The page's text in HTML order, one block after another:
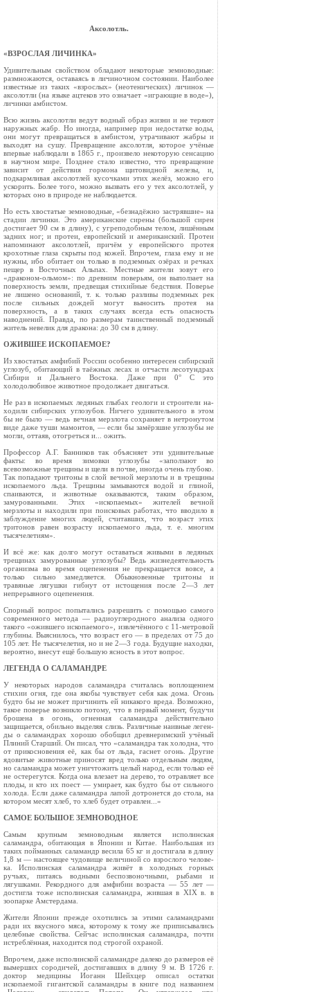
Аксолотль.
«ВЗРОСЛАЯ ЛИЧИНКА»
Удивительным свойством обла­дают некоторые земновод­ные:
размножаются, оставаясь в личиночном состоянии. Наиболее
известные из таких «взрослых» (неотенических) личинок —
аксо­лотли (на языке ацтеков это означает «играющие в воде»),
личинки амбистом.
Всю жизнь аксолотли ведут водный образ жизни и не теряют
наружных жабр. Но иногда, например при недостатке воды,
они могут превращаться в амбистом, утрачивают жабры и
выходят на сушу. Превращение ак­солотля, которое учёные
впервые наблюдали в 1865 г., произвело не­которую сенсацию
в научном мире. Позднее стало известно, что превращение
зависит от действия гормона щитовидной же­лезы, и,
подкармливая аксолотлей кусочками этих желёз, можно его
ускорить. Более того, можно вы­звать его у тех аксолотлей, у
ко­торых оно в природе не наблюдается.
Но есть хвостатые земновод­ные, «безнадёжно застрявшие» на
стадии личинки. Это амери­канские сирены (большой сирен
достигает 90 см в длину), с угреподобным телом, лишённым
задних ног; и протеи, европей­ский и американский. Протеи
на­поминают аксолотлей, причём у европейского протея
крохотные глаза скрыты под кожей. Впро­чем, глаза ему и не
нужны, ибо обитает он только в подземных озёрах и речках
пещер в Восточ­ных Альпах. Местные жители зо­вут его
«драконом-ольмом»: по древним поверьям, он выползает на
поверхность земли, предвещая стихийные бедствия. Поверье
не лишено оснований, т. к. только разливы подземных рек
после сильных дождей могут выносить протея на
поверхность, а в таких случаях всегда есть опас­ность
наводнений. Правда, по раз­мерам таинственный подземный
житель невелик для дракона: до 30 см в длину.
ОЖИВШЕЕ ИСКОПАЕМОЕ?
Из хвостатых амфибий России особенно интересен сибирский
углозуб, обитающий в таёжных лесах и отчасти лесо­тундрах
Сибири и Дальнего Вос­тока. Даже при 0° С это
холодолюбивое животное продол­жает двигаться.
Не раз в ископаемых ледяных глыбах геологи и строители на­
ходили сибирских углозубов. Ниче­го удивительного в этом
бы не было — ведь вечная мерзлота сохраняет в нетронутом
виде да­же туши мамонтов, — если бы замёрзшие углозубы не
могли, оттаяв, отогреться и... ожить.
Профессор А.Г. Банников так объясняет эти удивительные
факты: во время зимовки углозу­бы «заползают во
всевозможные трещины и щели в почве, иногда очень глубоко.
Так попадают тритоны в слой вечной мерзло­ты и в трещины
ископаемого льда. Трещины замываются во­дой и глиной,
спаиваются, и животные оказываются, таким образом,
замурованными. Этих «ископаемых» жителей вечной
мерзлоты и находили при поиско­вых работах, что вводило в
за­блуждение многих людей, считавших, что возраст этих
тритонов равен возрасту ископа­емого льда, т. е. многим
тысяче­летиям».
И всё же: как долго могут оставаться живыми в ледяных
трещинах замурованные углозубы? Ведь жизнедеятельность
организма во время оцепенения не прекращается вовсе, а
только сильно замедляется. Обыкновен­ные тритоны и
травяные ля­гушки гибнут от истощения после 2—3 лет
непрерывного оце­пенения.
Спорный вопрос попытались разрешить с помощью самого
сов­ременного метода — радиоугле­родного анализа одного
такого «ожившего ископаемого», извлечённого с 11-метровой
глубины. Выяснилось, что воз­раст его — в пределах от 75 до
105 лет. Не тысячелетия, но и не 2—3 года. Будущие находки,
ве­роятно, внесут ещё большую ясность в этот вопрос.
ЛЕГЕНДА О САЛАМАНДРЕ
У некоторых народов саламандра считалась воплощением
стихии огня, где она якобы чувствует себя как дома. Огонь
будто бы не может причинить ей никакого вреда. Возможно,
такое поверье возникло потому, что в первый момент, будучи
брошена в огонь, огненная саламан­дра действительно
защищается, обильно выделяя слизь. Различные наивные леген­
ды о саламандрах хорошо обобщил древ­неримский учёный
Плиний Старший. Он писал, что «саламандра так холодна, что
от прикосновения её, как бы от льда, гаснет огонь. Другие
ядовитые животные приносят вред только отдель­ным людям,
но саламандра может уничтожить целый народ, если только её
не остерегутся. Когда она влезает на де­рево, то отравляет все
плоды, и кто их поест — умирает, как будто бы от сильного
холода. Если даже саламандра лапой дотронется до стола, на
котором месят хлеб, то хлеб будет отравлен...»
САМОЕ БОЛЬШОЕ ЗЕМНОВОДНОЕ
Самым крупным земноводным являет­ся исполинская
саламандра, обитаю­щая в Японии и Китае. Наибольшая из
таких пойманных саламандр весила 65 кг и достигала в длину
1,8 м — настоящее чудовище величиной со взрослого челове­
ка. Исполинская саламандра живёт в хо­лодных горных
ручьях, питаясь водными беспозвоночными, рыбами и
лягушками. Рекордного для амфибии возраста — 55 лет —
достигла тоже исполинская сала­мандра, жившая в XIX в. в
зоопарке Амстердама.
Жители Японии прежде охотились за этими саламандрами
ради их вкусного мяса, которому к тому же приписы­вались
целебные свойства. Сейчас исполинская саламандра, почти
истреблённая, находится под строгой охраной.
Впрочем, даже исполинской саламанд­ре далеко до размеров её
вымерших со­родичей, достигавших в длину 9 м. В 1726 г.
доктор медицины Иоганн Шейхцер описал остатки
ископаемой гигант­ской саламандры в книге под названием